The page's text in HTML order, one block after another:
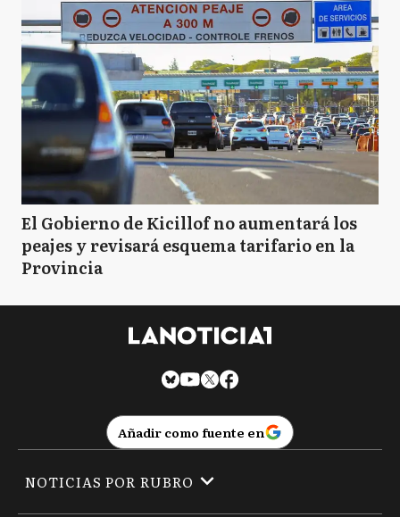
El Gobierno de Kicillof no aumentará los
peajes y revisará esquema tarifario en la
Provincia
Añadir como fuente en
NOTICIAS POR RUBRO